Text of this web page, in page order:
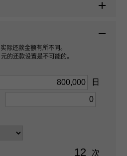
际还款金额有所不同。
的还款设置是不可能的。
日
次